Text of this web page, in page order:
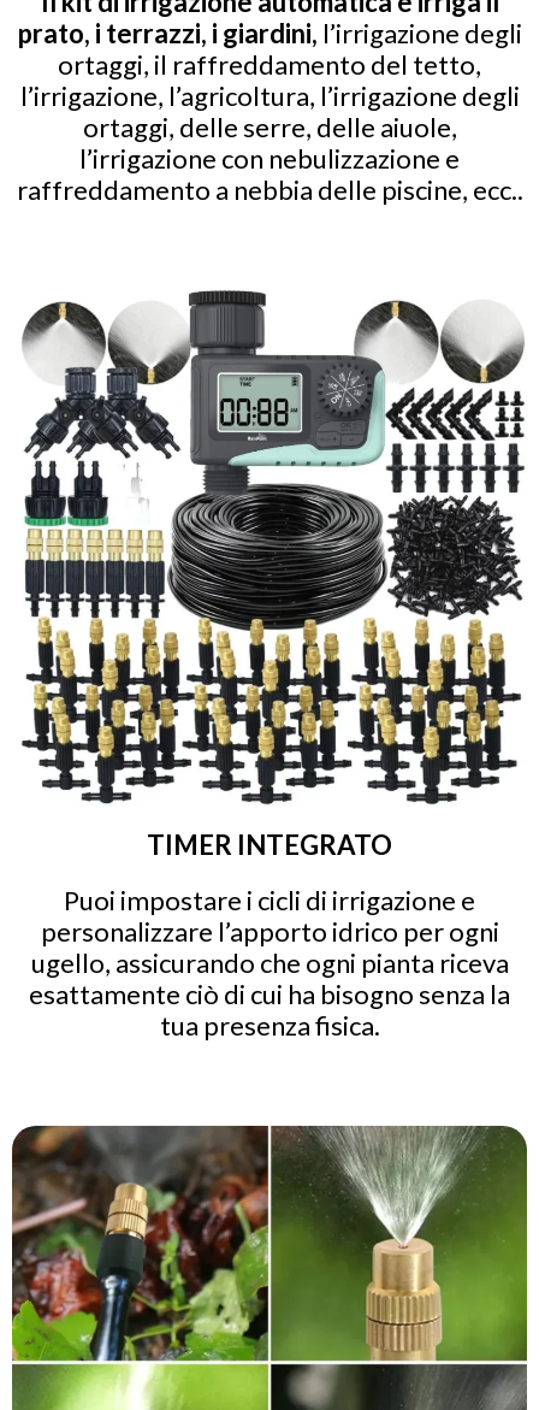
prato, i terrazzi, i giardini, l’irrigazione degli
ortaggi, il raffreddamento del tetto,
l’irrigazione, l’agricoltura, l’irrigazione degli
ortaggi, delle serre, delle aiuole,
l’irrigazione con nebulizzazione e
raffreddamento a nebbia delle piscine, ecc..
TIMER INTEGRATO
Puoi impostare i cicli di irrigazione e
personalizzare l’apporto idrico per ogni
ugello, assicurando che ogni pianta riceva
esattamente ciò di cui ha bisogno senza la
tua presenza fisica.